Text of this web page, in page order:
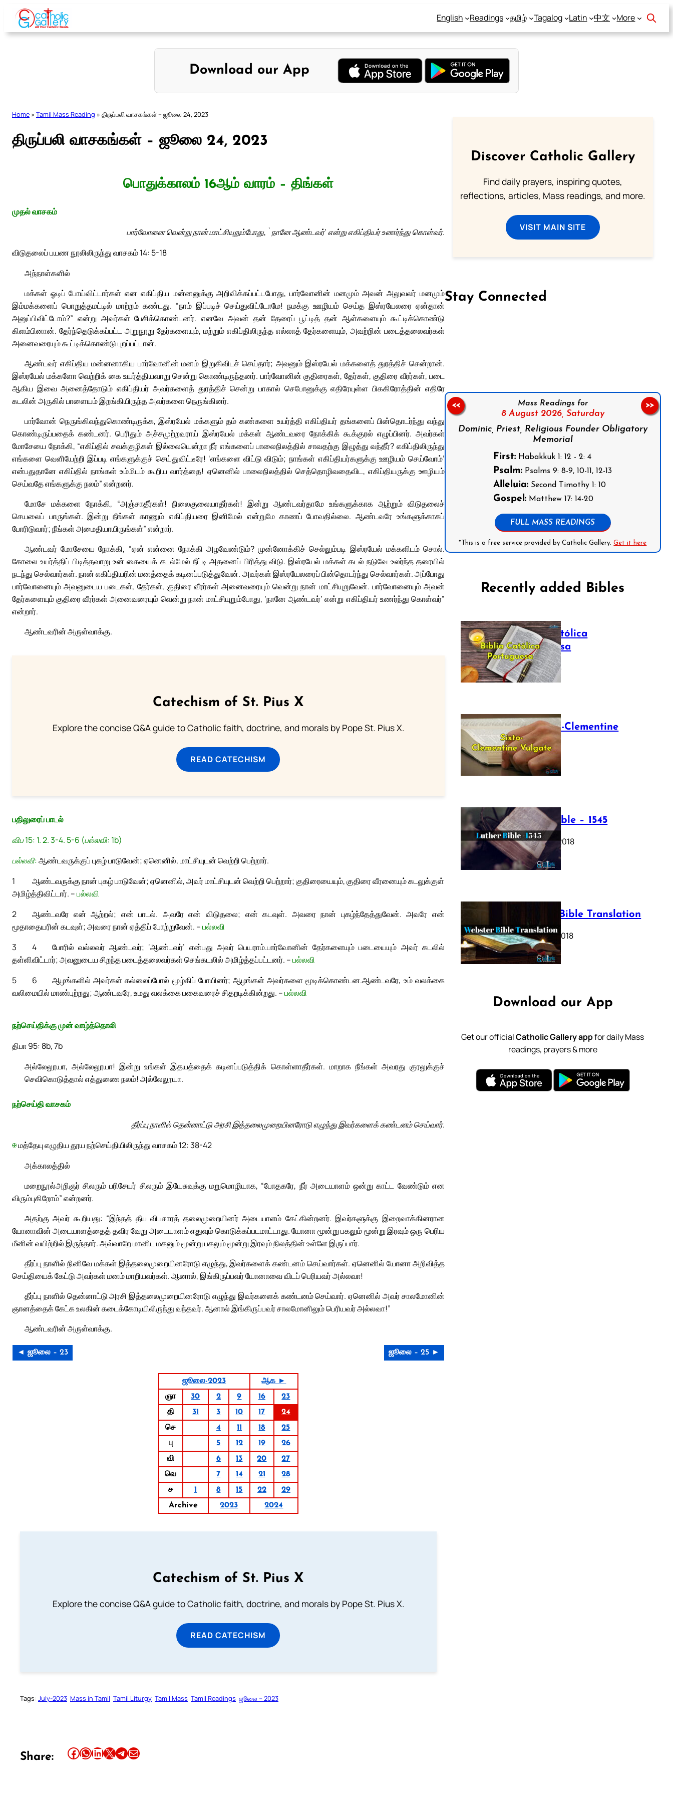
Skip
content
English Readings தமிழ் Tagalog Latin 中文 More
Download our App
Home » Tamil Mass Reading » திருப்பலி வாசகங்கள் – ஜூலை 24, 2023
திருப்பலி வாசகங்கள் – ஜூலை 24, 2023
பொதுக்காலம் 16ஆம் வாரம் – திங்கள்
முதல் வாசகம்
பார்வோனை வென்று நான் மாட்சியுறும்போது, `நானே ஆண்டவர்’ என்று எகிப்தியர் உணர்ந்து கொள்வர்.
விடுதலைப் பயண நூலிலிருந்து வாசகம் 14: 5-18
அந்நாள்களில்
மக்கள் ஓடிப் போய்விட்டார்கள் என எகிப்திய மன்னனுக்கு அறிவிக்கப்பட்டபோது, பார்வோனின் மனமும் அவன் அலுவலர் மனமும்
இம்மக்களைப் பொறுத்தமட்டில் மாற்றம் கண்டது. “நாம் இப்படிச் செய்துவிட்டோமே! நமக்கு ஊழியம் செய்த இஸ்ரயேலரை ஏன்தான்
அனுப்பிவிட்டோம்?” என்று அவர்கள் பேசிக்கொண்டனர். எனவே அவன் தன் தேரைப் பூட்டித் தன் ஆள்களையும் கூட்டிக்கொண்டு
கிளம்பினான். தேர்ந்தெடுக்கப்பட்ட அறுநூறு தேர்களையும், மற்றும் எகிப்திலிருந்த எல்லாத் தேர்களையும், அவற்றின் படைத்தலைவர்கள்
அனைவரையும் கூட்டிக்கொண்டு புறப்பட்டான்.
ஆண்டவர் எகிப்திய மன்னனாகிய பார்வோனின் மனம் இறுகிவிடச் செய்தார்; அவனும் இஸ்ரயேல் மக்களைத் துரத்திச் சென்றான்.
இஸ்ரயேல் மக்களோ வெற்றிக் கை உயர்த்தியவாறு சென்று கொண்டிருந்தனர். பார்வோனின் குதிரைகள், தேர்கள், குதிரை வீரர்கள், படை
ஆகிய இவை அனைத்தோடும் எகிப்தியர் அவர்களைத் துரத்திச் சென்று பாகால் செபோனுக்கு எதிரேயுள்ள பிககிரோத்தின் எதிரே
கடலின் அருகில் பாளையம் இறங்கியிருந்த அவர்களை நெருங்கினர்.
பார்வோன் நெருங்கிவந்துகொண்டிருக்க, இஸ்ரயேல் மக்களும் தம் கண்களை உயர்த்தி எகிப்தியர் தங்களைப் பின்தொடர்ந்து வந்து
கொண்டிருப்பதைக் கண்டனர். பெரிதும் அச்சமுற்றவராய் இஸ்ரயேல் மக்கள் ஆண்டவரை நோக்கிக் கூக்குரல் எழுப்பினர். அவர்கள்
மோசேயை நோக்கி, “எகிப்தில் சவக்குழிகள் இல்லையென்றா நீர் எங்களைப் பாலைநிலத்தில் சாவதற்கு இழுத்து வந்தீர்? எகிப்திலிருந்து
எங்களை வெளியேற்றி இப்படி எங்களுக்குச் செய்துவிட்டீரே! ‘எங்களை விட்டு விடும்; நாங்கள் எகிப்தியர்களுக்கு ஊழியம் செய்வோம்’
என்பதுதானே எகிப்தில் நாங்கள் உம்மிடம் கூறிய வார்த்தை! ஏனெனில் பாலைநிலத்தில் செத்தொழிவதைவிட, எகிப்தியருக்கு ஊழியம்
செய்வதே எங்களுக்கு நலம்” என்றனர்.
மோசே மக்களை நோக்கி, “அஞ்சாதீர்கள்! நிலைகுலையாதீர்கள்! இன்று ஆண்டவர்தாமே உங்களுக்காக ஆற்றும் விடுதலைச்
செயலைப் பாருங்கள். இன்று நீங்கள் காணும் எகிப்தியரை இனிமேல் என்றுமே காணப் போவதில்லை. ஆண்டவரே உங்களுக்காகப்
போரிடுவார்; நீங்கள் அமைதியாயிருங்கள்” என்றார்.
ஆண்டவர் மோசேயை நோக்கி, “ஏன் என்னை நோக்கி அழவேண்டும்? முன்னோக்கிச் செல்லும்படி இஸ்ரயேல் மக்களிடம் சொல்.
கோலை உயர்த்திப் பிடித்தவாறு உன் கையைக் கடல்மேல் நீட்டி அதனைப் பிரித்து விடு. இஸ்ரயேல் மக்கள் கடல் நடுவே உலர்ந்த தரையில்
நடந்து செல்வார்கள். நான் எகிப்தியரின் மனத்தைக் கடினப்படுத்துவேன். அவர்கள் இஸ்ரயேலரைப் பின்தொடர்ந்து செல்வார்கள். அப்போது
பார்வோனையும் அவனுடைய படைகள், தேர்கள், குதிரை வீரர்கள் அனைவரையும் வென்று நான் மாட்சியுறுவேன். பார்வோனையும் அவன்
தேர்களையும் குதிரை வீரர்கள் அனைவரையும் வென்று நான் மாட்சியுறும்போது, ‘நானே ஆண்டவர்’ என்று எகிப்தியர் உணர்ந்து கொள்வர்”
என்றார்.
ஆண்டவரின் அருள்வாக்கு.
Catechism of St. Pius X
Explore the concise Q&A guide to Catholic faith, doctrine, and morals by Pope St. Pius X.
READ CATECHISM
பதிலுரைப் பாடல்
விப 15: 1. 2. 3-4. 5-6 (பல்லவி: 1b)
பல்லவி:ஆண்டவருக்குப் புகழ் பாடுவேன்; ஏனெனில், மாட்சியுடன் வெற்றி பெற்றார்.
1
ஆண்டவருக்கு நான் புகழ் பாடுவேன்; ஏனெனில், அவர் மாட்சியுடன் வெற்றி பெற்றார்; குதிரையையும், குதிரை வீரனையும் கடலுக்குள்
அமிழ்த்திவிட்டார். –பல்லவி
2
ஆண்டவரே என் ஆற்றல்; என் பாடல். அவரே என் விடுதலை; என் கடவுள். அவரை நான் புகழ்ந்தேத்துவேன். அவரே என்
மூதாதையரின் கடவுள்; அவரை நான் ஏத்திப் போற்றுவேன். –பல்லவி
3
போரில் வல்லவர் ஆண்டவர்; ‘ஆண்டவர்’ என்பது அவர் பெயராம்.
4
பார்வோனின் தேர்களையும் படையையும் அவர் கடலில்
தள்ளிவிட்டார்; அவனுடைய சிறந்த படைத்தலைவர்கள் செங்கடலில் அமிழ்த்தப்பட்டனர். –பல்லவி
5
ஆழங்களில் அவர்கள் கல்லைப்போல் மூழ்கிப் போயினர்; ஆழங்கள் அவர்களை மூடிக்கொண்டன.
6
ஆண்டவரே, உம் வலக்கை
வலிமையில் மாண்புற்றது; ஆண்டவரே, உமது வலக்கை பகைவரைச் சிதறடிக்கின்றது. –பல்லவி
நற்செய்திக்கு முன் வாழ்த்தொலி
திபா 95: 8b, 7b
அல்லேலூயா, அல்லேலூயா! இன்று உங்கள் இதயத்தைக் கடினப்படுத்திக் கொள்ளாதீர்கள். மாறாக நீங்கள் அவரது குரலுக்குச்
செவிகொடுத்தால் எத்துணை நலம்! அல்லேலூயா.
நற்செய்தி வாசகம்
தீர்ப்பு நாளில் தென்னாட்டு அரசி இத்தலைமுறையினரோடு எழுந்து இவர்களைக் கண்டனம் செய்வார்.
✠மத்தேயு எழுதிய தூய நற்செய்தியிலிருந்து வாசகம் 12: 38-42
அக்காலத்தில்
மறைநூல்அறிஞர் சிலரும் பரிசேயர் சிலரும் இயேசுவுக்கு மறுமொழியாக, “போதகரே, நீர் அடையாளம் ஒன்று காட்ட வேண்டும் என
விரும்புகிறோம்” என்றனர்.
அதற்கு அவர் கூறியது: “இந்தத் தீய விபசாரத் தலைமுறையினர் அடையாளம் கேட்கின்றனர். இவர்களுக்கு இறைவாக்கினரான
யோனாவின் அடையாளத்தைத் தவிர வேறு அடையாளம் எதுவும் கொடுக்கப்படமாட்டாது. யோனா மூன்று பகலும் மூன்று இரவும் ஒரு பெரிய
மீனின் வயிற்றில் இருந்தார். அவ்வாறே மானிட மகனும் மூன்று பகலும் மூன்று இரவும் நிலத்தின் உள்ளே இருப்பார்.
தீர்ப்பு நாளில் நினிவே மக்கள் இத்தலைமுறையினரோடு எழுந்து, இவர்களைக் கண்டனம் செய்வார்கள். ஏனெனில் யோனா அறிவித்த
செய்தியைக் கேட்டு அவர்கள் மனம் மாறியவர்கள். ஆனால், இங்கிருப்பவர் யோனாவை விடப் பெரியவர் அல்லவா!
தீர்ப்பு நாளில் தென்னாட்டு அரசி இத்தலைமுறையினரோடு எழுந்து இவர்களைக் கண்டனம் செய்வார். ஏனெனில் அவர் சாலமோனின்
ஞானத்தைக் கேட்க உலகின் கடைக்கோடியிலிருந்து வந்தவர். ஆனால் இங்கிருப்பவர் சாலமோனிலும் பெரியவர் அல்லவா!”
ஆண்டவரின் அருள்வாக்கு.
◄ ஜூலை – 23 ஜூலை – 25 ►
ஜூலை-2023
ஆக ►
ஞா
30 2 9 16
23
தி
31 3 10 17
24
செ
4 11 18
25
பு
5 12 19
26
வி
6 13 20
27
வெ
7 14 21
28
ச
1 8 15 22
29
Archive
2023 2024
Catechism of St. Pius X
Explore the concise Q&A guide to Catholic faith, doctrine, and morals by Pope St. Pius X.
READ CATECHISM
Tags: July-2023 Mass in Tamil Tamil Liturgy Tamil Mass Tamil Readings ஜூலை – 2023
Share: Share this article on Facebook Share this article on WhatsApp Share this article on LinkedIn Share this article on X Share this article on TelegramEmail this Article
Discover Catholic Gallery
Find daily prayers, inspiring quotes,
reflections, articles, Mass readings, and more.
VISIT MAIN SITE
Stay Connected
Mass Readings for
8 August 2026, Saturday
Dominic, Priest, Religious Founder Obligatory
Memorial
First: Habakkuk 1: 12 - 2: 4
Psalm: Psalms 9: 8-9, 10-11, 12-13
Alleluia: Second Timothy 1: 10
Gospel: Matthew 17: 14-20
FULL MASS READINGS
*This is a free service provided by Catholic Gallery.Get it here
<< >>
Recently added Bibles
Bíblia Católica
Portuguesa
July 16, 2025
The Sixto-Clementine
Vulgate
July 12, 2025
Luther Bible – 1545
October 17, 2018
Webster Bible Translation
October 11, 2018
Download our App
Get our officialCatholic Gallery appfor daily Mass
readings, prayers & more